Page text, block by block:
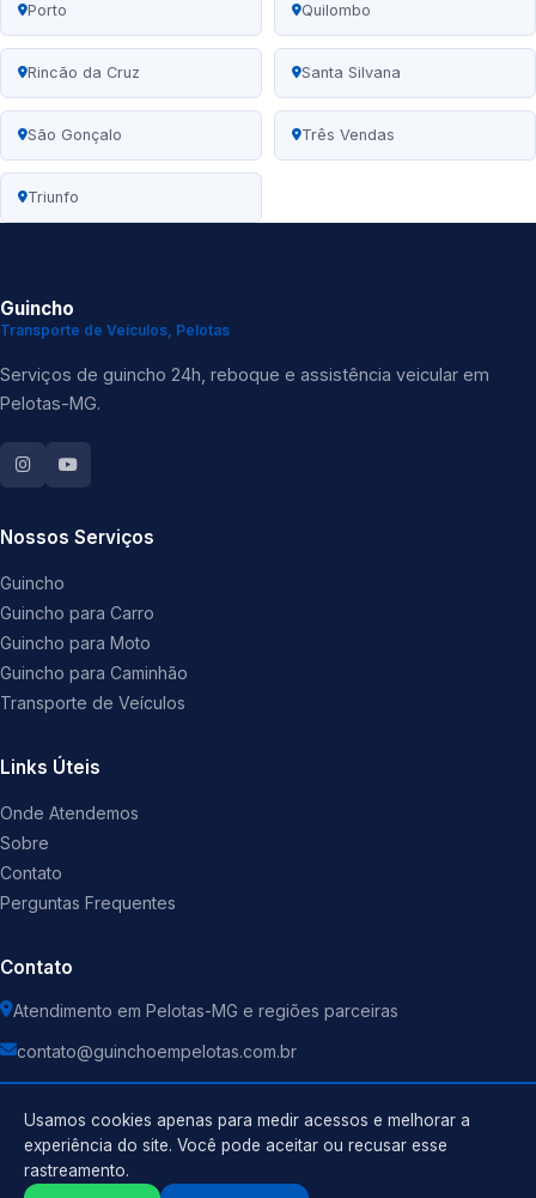
Porto Quilombo
Rincão da Cruz Santa Silvana
São Gonçalo Três Vendas
Triunfo
Guincho
Transporte de Veículos, Pelotas
Serviços de guincho 24h, reboque e assistência veicular em
Pelotas-MG.
Nossos Serviços
Guincho
Guincho para Carro
Guincho para Moto
Guincho para Caminhão
Transporte de Veículos
Links Úteis
Onde Atendemos
Sobre
Contato
Perguntas Frequentes
Contato
Atendimento em Pelotas-MG e regiões parceiras
contato@guinchoempelotas.com.br
Usamos cookies apenas para medir acessos e melhorar a
experiência do site. Você pode aceitar ou recusar esse
rastreamento.